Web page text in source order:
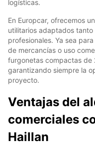
logísticas.
En Europcar, ofrecemos
utilitarios adaptados
profesionales. Ya sea
de mercancías o uso
furgonetas compactas de
garantizando siempre la
proyecto.
Ventajas del
comerciales
Haillan